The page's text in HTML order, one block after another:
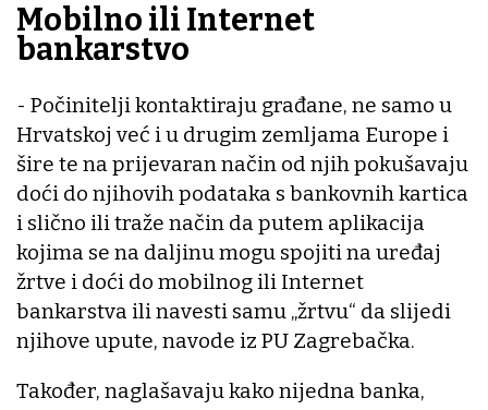
Mobilno ili Internet
bankarstvo
- Počinitelji kontaktiraju građane, ne samo u
Hrvatskoj već i u drugim zemljama Europe i
šire te na prijevaran način od njih pokušavaju
doći do njihovih podataka s bankovnih kartica
i slično ili traže način da putem aplikacija
kojima se na daljinu mogu spojiti na uređaj
žrtve i doći do mobilnog ili Internet
bankarstva ili navesti samu „žrtvu“ da slijedi
njihove upute, navode iz PU Zagrebačka.
Također, naglašavaju kako nijedna banka,